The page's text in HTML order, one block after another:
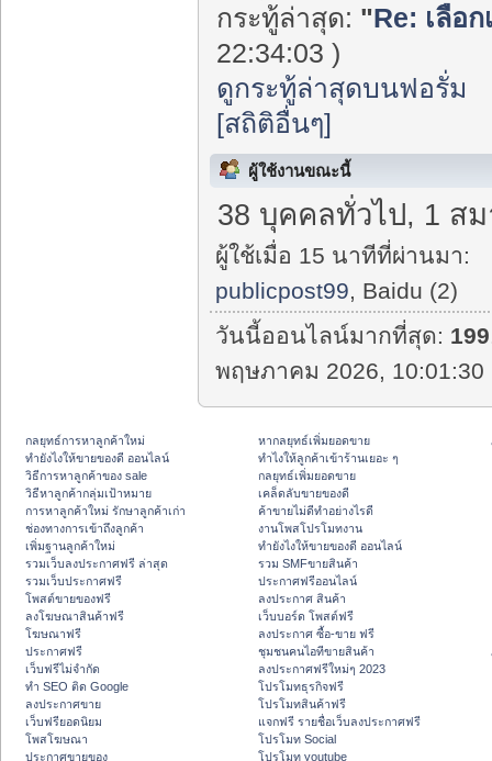
กระทู้ล่าสุด: "Re: เลือก
22:34:03 )
ดูกระทู้ล่าสุดบนฟอรั่ม
[สถิติอื่นๆ]
ผู้ใช้งานขณะนี้
38 บุคคลทั่วไป, 1 ส
ผู้ใช้เมื่อ 15 นาทีที่ผ่านมา:
publicpost99, Baidu (2)
วันนี้ออนไลน์มากที่สุด: 199
พฤษภาคม 2026, 10:01:30
กลยุทธ์การหาลูกค้าใหม่
ทํายังไงให้ขายของดี ออนไลน์
วิธีการหาลูกค้าของ sale
วิธีหาลูกค้ากลุ่มเป้าหมาย
การหาลูกค้าใหม่ รักษาลูกค้าเก่า
ช่องทางการเข้าถึงลูกค้า
เพิ่มฐานลูกค้าใหม่
รวมเว็บลงประกาศฟรี ล่าสุด
รวมเว็บประกาศฟรี
โพสต์ขายของฟรี
ลงโฆษณาสินค้าฟรี
โฆษณาฟรี
ประกาศฟรี
เว็บฟรีไม่จำกัด
ทำ SEO ติด Google
ลงประกาศขาย
เว็บฟรียอดนิยม
โพสโฆษณา
ประกาศขายของ
หากลยุทธ์เพิ่มยอดขาย
ทําไงให้ลูกค้าเข้าร้านเยอะ ๆ
กลยุทธ์เพิ่มยอดขาย
เคล็ดลับขายของดี
ค้าขายไม่ดีทำอย่างไรดี
งานโพสโปรโมทงาน
ทํายังไงให้ขายของดี ออนไลน์
รวม SMFขายสินค้า
ประกาศฟรีออนไลน์
ลงประกาศ สินค้า
เว็บบอร์ด โพสต์ฟรี
ลงประกาศ ซื้อ-ขาย ฟรี
ชุมชนคนไอทีขายสินค้า
ลงประกาศฟรีใหม่ๆ 2023
โปรโมทธุรกิจฟรี
โปรโมทสินค้าฟรี
แจกฟรี รายชื่อเว็บลงประกาศฟรี
โปรโมท Social
โปรโมท youtube